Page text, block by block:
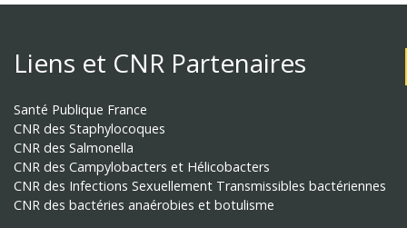
Liens et CNR Partenaires
Santé Publique France
CNR des Staphylocoques
CNR des Salmonella
CNR des Campylobacters et Hélicobacters
CNR des Infections Sexuellement Transmissibles bactériennes
CNR des bactéries anaérobies et botulisme